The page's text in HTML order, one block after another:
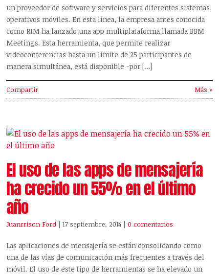
un proveedor de software y servicios para diferentes sistemas
operativos móviles. En esta línea, la empresa antes conocida
como RIM ha lanzado una app multiplataforma llamada BBM
Meetings. Esta herramienta, que permite realizar
videoconferencias hasta un límite de 25 participantes de
manera simultánea, está disponible -por […]
Compartir Más »
El uso de las apps de mensajería
ha crecido un 55% en el último
año
Juanrrison Ford | 17 septiembre, 2014 |0 comentarios
Las aplicaciones de mensajería se están consolidando como
una de las vías de comunicación más frecuentes a través del
móvil. El uso de este tipo de herramientas se ha elevado un